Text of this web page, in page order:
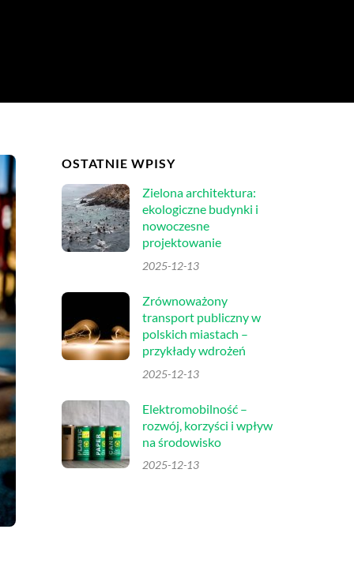
OSTATNIE WPISY
Zielona architektura:
ekologiczne budynki i
nowoczesne
projektowanie
2025-12-13
Zrównoważony
transport publiczny w
polskich miastach –
przykłady wdrożeń
2025-12-13
Elektromobilność –
rozwój, korzyści i wpływ
na środowisko
2025-12-13